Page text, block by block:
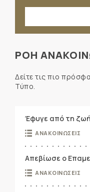
ΡΟΗ
Δείτε τις πιο
Τύπο.
Έφυγε από τη ζωή
ΑΝΑΚΟΙΝΩΣΕΙΣ
Απεβίωσε ο
ΑΝΑΚΟΙΝΩΣΕΙΣ